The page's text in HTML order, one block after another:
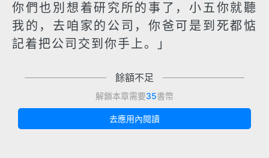
你們也別想着研究所的事了，小五你就聽
我的，去咱家的公司，你爸可是到死都惦
記着把公司交到你手上。」
餘額不足
解鎖本章需要35書幣
去應用內閱讀